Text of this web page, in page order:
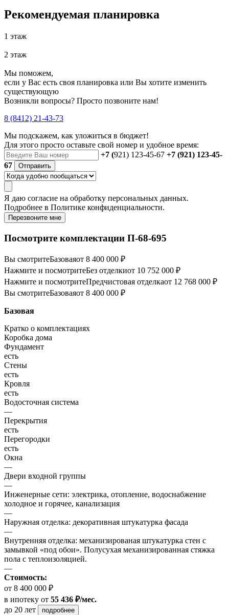
Рекомендуемая планировка
1 этаж
2 этаж
Мы поможем,
если у Вас есть своя планировка или Вы хотите изменить
существующую
Возникли вопросы? Просто позвоните нам!
8 (8412) 21-43-73
Мы подскажем, как уложиться в бюджет!
Для этого просто оставьте свой номер и удобное время:
+7 (921) 123-45-67 +7 (921) 123-45-
67
Отправить
Я даю согласие на обработку персональных данных.
Подробнее в Политике конфиденциальности.
Перезвоните мне
Посмотрите комплектации П-68-695
Вы смотритеБазоваяот 8 400 000 ₽
Нажмите и посмотритеБез отделкиот 10 752 000 ₽
Нажмите и посмотритеПредчистовая отделкаот 12 768 000 ₽
Вы смотритеБазоваяот 8 400 000 ₽
Базовая
Кратко о комплектациях
Коробка дома
Фундамент
есть
Стены
есть
Кровля
есть
Водосточная система
—
Перекрытия
есть
Перегородки
есть
Окна
—
Двери входной группы
—
Инженерные сети: электрика, отопление, водоснабжение
холодное и горячее, канализация
—
Наружная отделка: декоративная штукатурка фасада
—
Внутренняя отделка: механизированая штукатурка стен с
замывкой «под обои». Полусухая механизированная стяжка
пола с теплоизоляцией.
—
Стоимость:
от 8 400 000 ₽
в ипотеку от 55 436 ₽/мес.
до 20 лет
подробнее